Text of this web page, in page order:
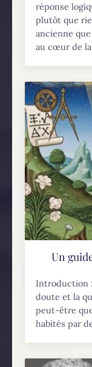
réponse
plutôt que
ancienne
au cœur de
Un
Introduction
doute et la
peut-être
habités par